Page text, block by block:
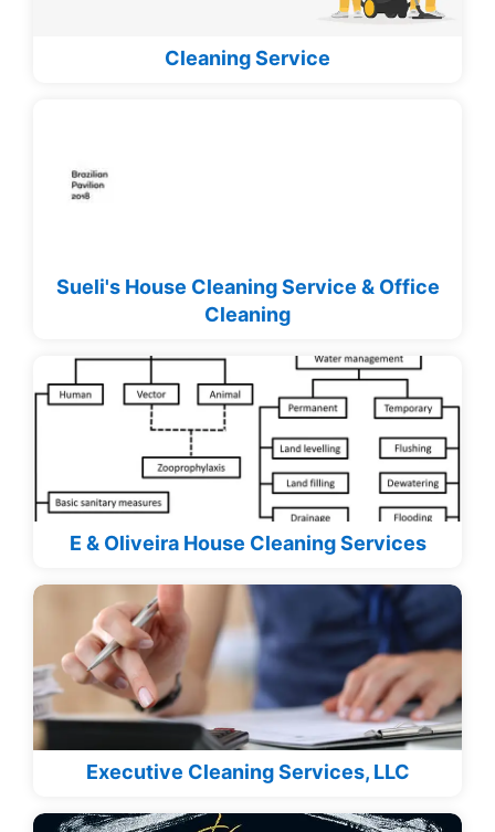
Cleaning Service
Sueli's House Cleaning Service & Office
Cleaning
E & Oliveira House Cleaning Services
Executive Cleaning Services, LLC